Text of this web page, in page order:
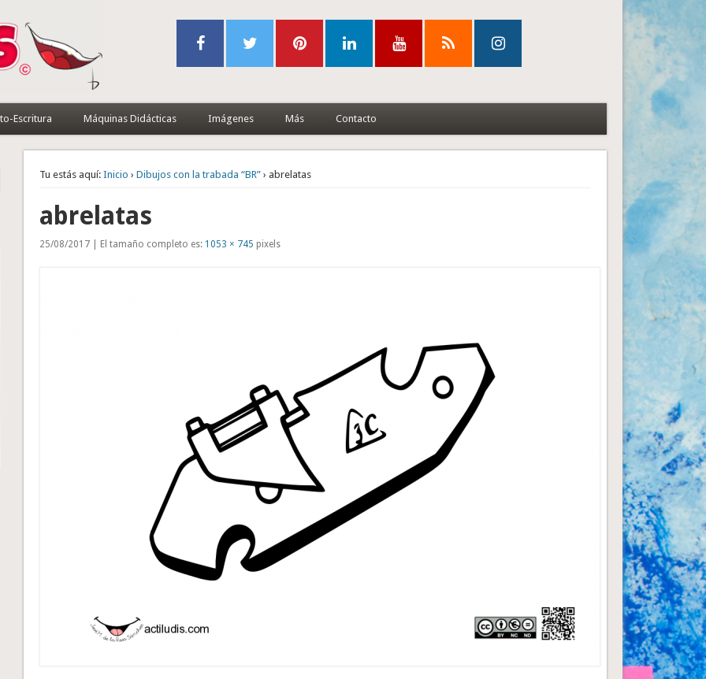
Escritura Máquinas Didácticas Imágenes Más Contacto
Tu estás aquí: Inicio ›Dibujos con la trabada “BR” › abrelatas
abrelatas
25/08/2017 | El tamaño completo es: 1053 × 745 pixels